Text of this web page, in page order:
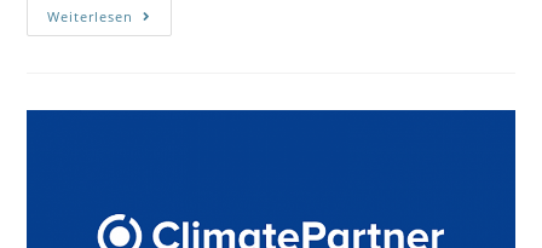
Weiterlesen